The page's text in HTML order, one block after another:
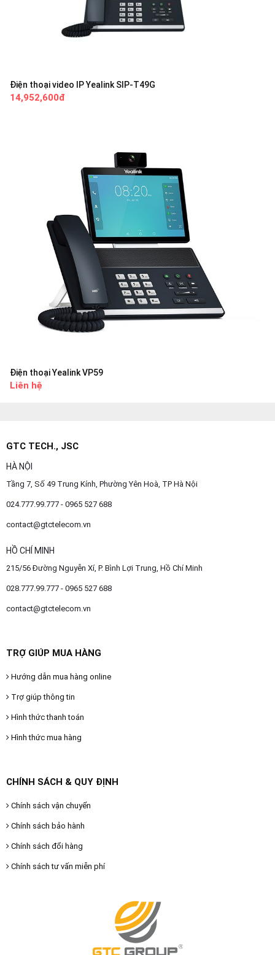
Điện thoại video IP Yealink SIP-T49G
14,952,600đ
Điện thoại Yealink VP59
Liên hệ
GTC TECH., JSC
HÀ NỘI
Tầng 7, Số 49 Trung Kính, Phường Yên Hoà, TP Hà Nội
024.777.99.777 - 0965 527 688
contact@gtctelecom.vn
HỒ CHÍ MINH
215/56 Đường Nguyễn Xí, P. Bình Lợi Trung, Hồ Chí Minh
028.777.99.777 - 0965 527 688
contact@gtctelecom.vn
TRỢ GIÚP MUA HÀNG
Hướng dẫn mua hàng online
Trợ giúp thông tin
Hình thức thanh toán
Hình thức mua hàng
CHÍNH SÁCH & QUY ĐỊNH
Chính sách vận chuyển
Chính sách bảo hành
Chính sách đổi hàng
Chính sách tư vấn miễn phí